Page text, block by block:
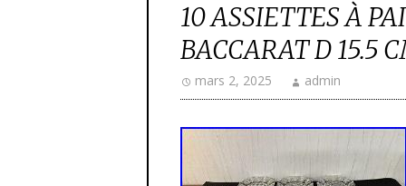
10 ASSIETTES À
BACCARAT D 15.5
mars 2, 2025 admin